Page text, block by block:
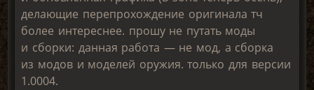
делающие перепрохождение оригинала тч
более интереснее. прошу не путать моды
и сборки: данная работа — не мод, а сборка
из модов и моделей оружия. только для версии
1.0004.